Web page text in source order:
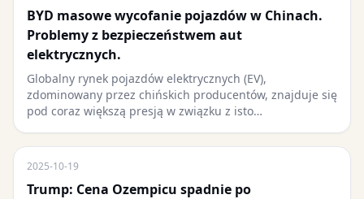
BYD masowe wycofanie pojazdów w Chinach.
Problemy z bezpieczeństwem aut
elektrycznych.
Globalny rynek pojazdów elektrycznych (EV),
zdominowany przez chińskich producentów, znajduje się
pod coraz większą presją w związku z isto…
2025-10-19
Trump: Cena Ozempicu spadnie po